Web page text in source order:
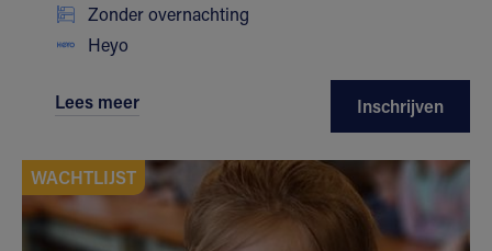
Zonder overnachting
Heyo
Lees meer Inschrijven
WACHTLIJST